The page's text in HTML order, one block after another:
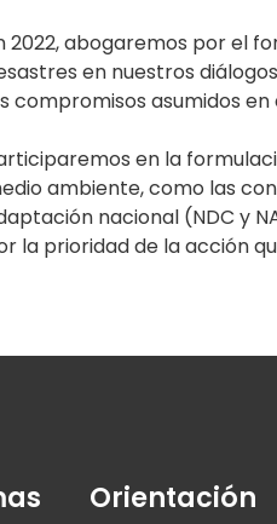
2022, abogaremos por el
en nuestros
compromisos asumidos
en la
ambiente, como las
nacional (NDC y
la prioridad de la acción
Orientación